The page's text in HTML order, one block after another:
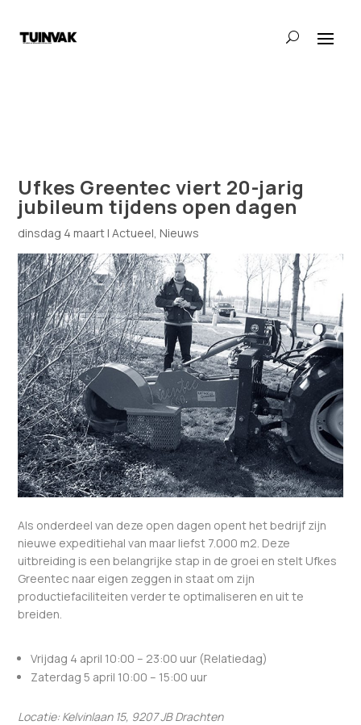
Ufkes Greentec viert 20-jarig
jubileum tijdens open dagen
dinsdag 4 maart |Actueel, Nieuws
Als onderdeel van deze open dagen opent het bedrijf zijn
nieuwe expeditiehal van maar liefst 7.000 m2. Deze
uitbreiding is een belangrijke stap in de groei en stelt Ufkes
Greentec naar eigen zeggen in staat om zijn
productiefaciliteiten verder te optimaliseren en uit te
breiden.
Vrijdag 4 april 10:00 – 23:00 uur (Relatiedag)
Zaterdag 5 april 10:00 – 15:00 uur
Locatie: Kelvinlaan 15, 9207 JB Drachten